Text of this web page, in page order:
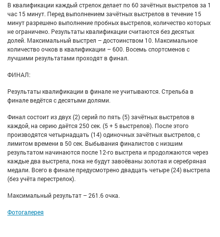
В квалификации каждый стрелок делает по 60 зачётных выстрелов за 1
час 15 минут. Перед выполнением зачётных выстрелов в течение 15
минут разрешено выполнение пробных выстрелов, количество которых
не ограничено. Результаты квалификации считаются без десятых
долей. Максимальный выстрел – достоинством 10. Максимальное
количество очков в квалификации – 600. Восемь спортсменов с
лучшими результатами проходят в финал.
ФИНАЛ:
Результаты квалификации в финале не учитываются. Стрельба в
финале ведётся с десятыми долями.
Финал состоит из двух (2) серий по пять (5) зачётных выстрелов в
каждой, на серию даётся 250 сек. (5 + 5 выстрелов). После этого
производятся четырнадцать (14) одиночных зачётных выстрелов, с
лимитом времени в 50 сек. Выбывания финалистов с низшим
результатом начинаются после 12-го выстрела и продолжаются через
каждые два выстрела, пока не будут завоёваны золотая и серебряная
медали. Всего в финале предусмотрено двадцать четыре (24) выстрела
(без учёта перестрелок).
Максимальный результат – 261.6 очка.
Фотогалерея